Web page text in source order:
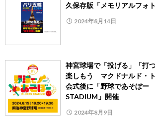
久保存版「メモリアルフォ
2024年8月14日
神宮球場で「投げる」「打
楽しもう マクドナルド・
会式後に「野球であそぼ
STADIUM」開催
2024年8月9日